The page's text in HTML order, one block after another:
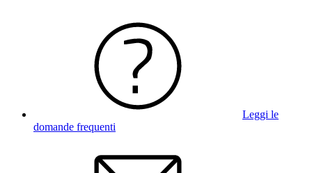
Leggi le
domande frequenti